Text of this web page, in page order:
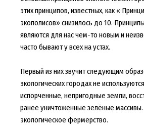
этих принципов, известных, как «
экополисов» снизилось до 10.
являются для нас чем-то новым и
часто бывают у всех на устах.
Первый из них звучит следующим
экологических городах не
испорченные, непригодные земли,
ранее уничтоженные зелёные
экологическое фермерство.